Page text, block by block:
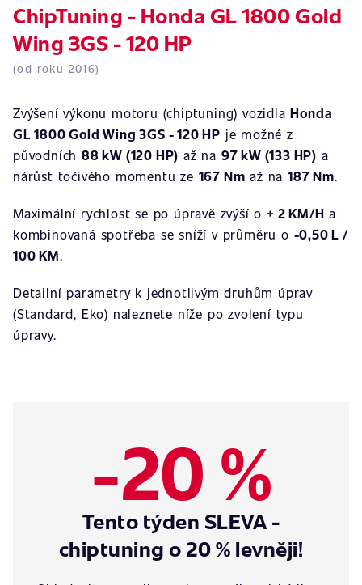
ChipTuning - Honda GL 1800 Gold
Wing 3GS - 120 HP
(od roku 2016)
Zvýšení výkonu motoru (chiptuning) vozidlaHonda
GL 1800 Gold Wing 3GS - 120 HP je možné z
původních88 kW (120 HP) až na 97 kW (133 HP) a
nárůst točivého momentu ze 167 Nm až na187 Nm.
Maximální rychlost se po úpravě zvýší o + 2 KM/H a
kombinovaná spotřeba se sníží v průměru o -0,50 L /
100 KM.
Detailní parametry k jednotlivým druhům úprav
(Standard, Eko) naleznete níže po zvolení typu
úpravy.
-20 %
Tento týden SLEVA -
chiptuning o 20 % levněji!